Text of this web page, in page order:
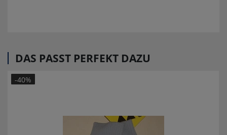
DAS PASST PERFEKT DAZU
-40%